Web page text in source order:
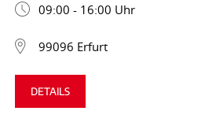
09:00 - 16:00 Uhr
99096 Erfurt
DETAILS